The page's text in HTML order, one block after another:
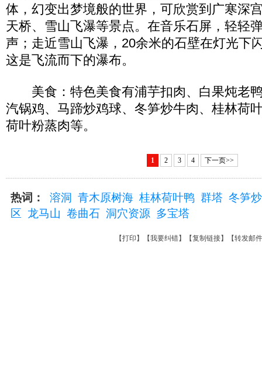
体，幻变出梦境般的世界，可欣赏到广寒深
天桥、雪山飞瀑等景点。在音乐石屏，轻轻
声；走近雪山飞瀑，20余米的石壁在灯光下
这是飞流而下的瀑布。
美食：特色美食有浦芋扣肉、白果炖老
汽锅鸡、马蹄炒鸡球、冬笋炒牛肉、桂林荷
荷叶粉蒸肉等。
1 2 3 4 下一页>>
热词： 溶洞 青木原树海 桂林荷叶鸭 群塔 冬笋
区 龙马山 卷曲石 洞穴资源 多宝塔
【打印 】【我要纠错】【复制链接】【转发邮件